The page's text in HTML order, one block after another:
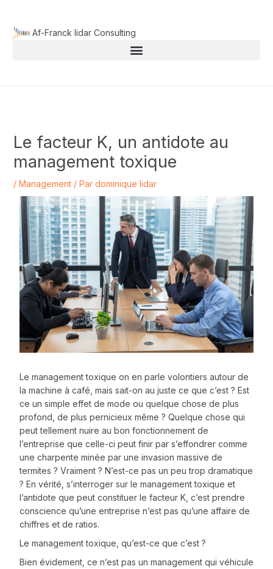
contenu Af-Franck lidar Consulting
Le facteur K, un antidote au
management toxique
/ Management/ Par dominique lidar
Le management toxique on en parle volontiers autour de
la machine à café, mais sait-on au juste ce que c’est ? Est
ce un simple effet de mode ou quelque chose de plus
profond, de plus pernicieux même ? Quelque chose qui
peut tellement nuire au bon fonctionnement de
l’entreprise que celle-ci peut finir par s’effondrer comme
une charpente minée par une invasion massive de
termites ? Vraiment ? N’est-ce pas un peu trop dramatique
? En vérité, s’interroger sur le management toxique et
l’antidote que peut constituer le facteur K, c’est prendre
conscience qu’une entreprise n’est pas qu’une affaire de
chiffres et de ratios.
Le management toxique, qu’est-ce que c’est ?
Bien évidement, ce n’est pas un management qui véhicule